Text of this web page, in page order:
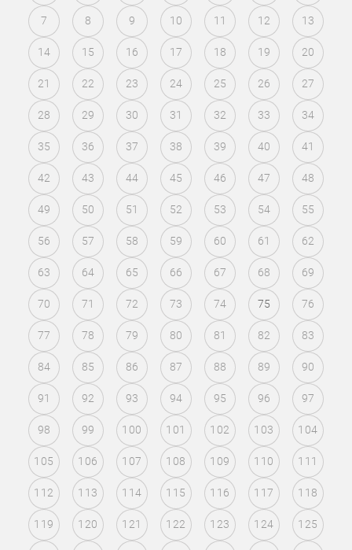
7 8 9 10 11 12 13
14 15 16 17 18 19 20
21 22 23 24 25 26 27
28 29 30 31 32 33 34
35 36 37 38 39 40 41
42 43 44 45 46 47 48
49 50 51 52 53 54 55
56 57 58 59 60 61 62
63 64 65 66 67 68 69
70 71 72 73 74 75 76
77 78 79 80 81 82 83
84 85 86 87 88 89 90
91 92 93 94 95 96 97
98 99 100 101 102 103 104
105 106 107 108 109 110 111
112 113 114 115 116 117 118
119 120 121 122 123 124 125